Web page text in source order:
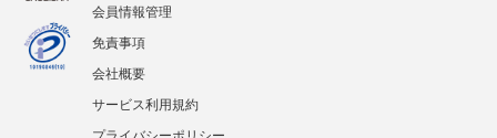
会員情報管理
免責事項
会社概要
サービス利用規約
プライバシーポリシー